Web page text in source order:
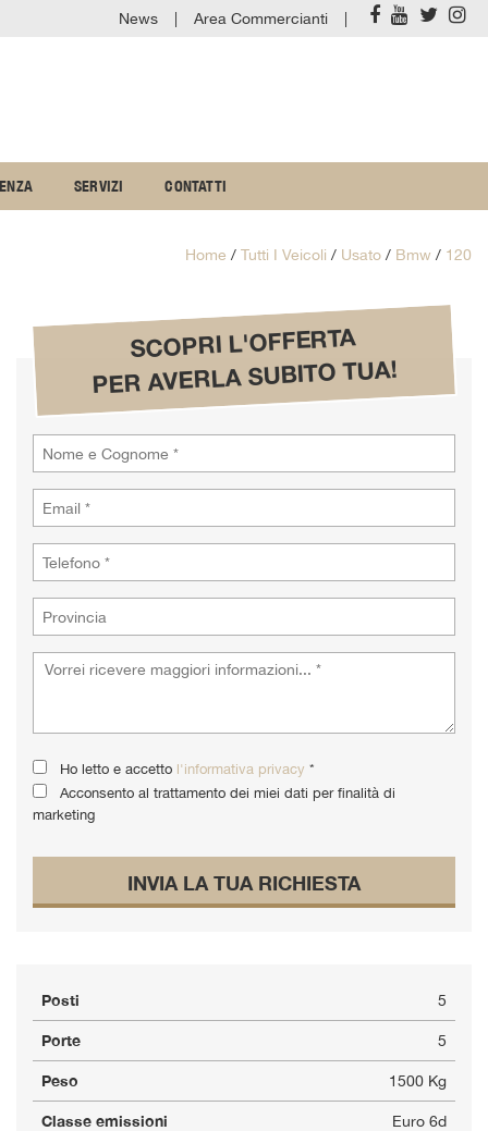
News Area Commercianti
SERVIZI CONTATTI
Home / Tutti I Veicoli / Usato / Bmw / 120
SCOPRI L'OFFERTA
PER AVERLA SUBITO TUA!
Ho letto e accetto l'informativa privacy *
Acconsento al trattamento dei miei dati per finalità di
marketing
INVIA LA TUA RICHIESTA
Posti 5
Porte 5
Peso 1500 Kg
Classe emissioni Euro 6d